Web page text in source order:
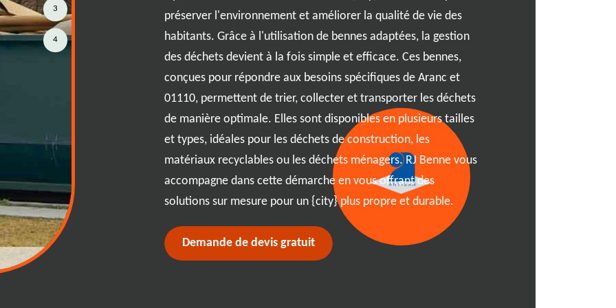
expertise, RJ Benne se
à vos besoins spécifiques,
construction, de rénovation ou
01110.
préserver l'environnement et améliorer la qualité de vie des
habitants. Grâce à l'utilisation de bennes adaptées, la gestion
des déchets devient à la fois simple et efficace. Ces bennes,
conçues pour répondre aux besoins spécifiques de Aranc et
01110, permettent de trier, collecter et transporter les déchets
de manière optimale. Elles sont disponibles en plusieurs tailles
et types, idéales pour les déchets de construction, les
matériaux recyclables ou les déchets ménagers. RJ Benne vous
accompagne dans cette démarche en vous offrant des
solutions sur mesure pour un {city} plus propre et durable.
3
4
Demande de devis gratuit